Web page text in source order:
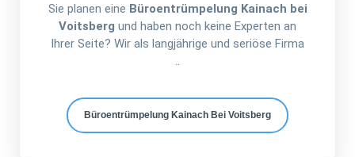
Sie planen eine Büroentrümpelung Kainach bei
Voitsberg und haben noch keine Experten an
Ihrer Seite? Wir als langjährige und seriöse Firma
Büroentrümpelung Kainach Bei Voitsberg